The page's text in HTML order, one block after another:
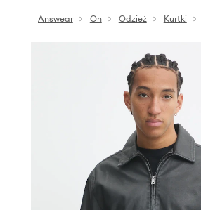
Answear On Odzież Kurtki